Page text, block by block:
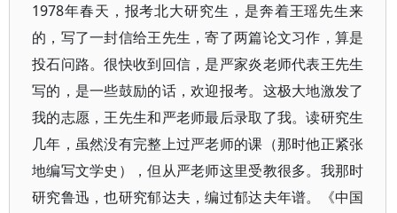
1978年春天，报考北大研究生，是奔着王瑶先生来
的，写了一封信给王先生，寄了两篇论文习作，算是
投石问路。很快收到回信，是严家炎老师代表王先生
写的，是一些鼓励的话，欢迎报考。这极大地激发了
我的志愿，王先生和严老师最后录取了我。读研究生
几年，虽然没有完整上过严老师的课（那时他正紧张
地编写文学史），但从严老师这里受教很多。我那时
研究鲁迅，也研究郁达夫，编过郁达夫年谱。《中国